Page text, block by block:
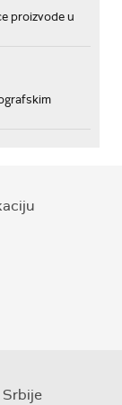
proizvode u
Srbije